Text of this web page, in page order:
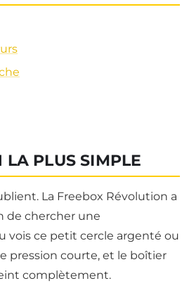
PLUS SIMPLE
La Freebox Révolution a
de chercher une
vois ce petit cercle argenté ou
pression courte, et le boîtier
complètement.